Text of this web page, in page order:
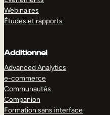
Webinaires
Études et rapports
Additionnel
Advanced Analytics
e-commerce
Communautés
Companion
Formation sans interface